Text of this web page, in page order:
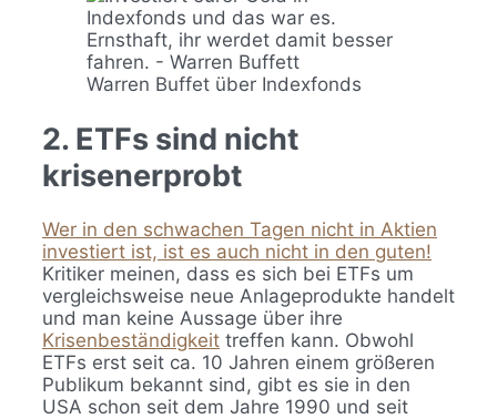
Warren Buffet über Indexfonds
2. ETFs sind nicht
krisenerprobt
Wer in den schwachen Tagen nicht in Aktien
investiert ist, ist es auch nicht in den guten!
Kritiker meinen, dass es sich bei ETFs um
vergleichsweise neue Anlageprodukte handelt
und man keine Aussage über ihre
Krisenbeständigkeit treffen kann. Obwohl
ETFs erst seit ca. 10 Jahren einem größeren
Publikum bekannt sind, gibt es sie in den
USA schon seit dem Jahre 1990 und seit